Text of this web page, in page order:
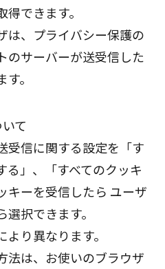
できます。
は、プライバシー保護の
のサーバーが送受信した
。
て
受信に関する設定を「す
る」、「すべてのクッキ
キーを受信したら ユーザ
択できます。
り異なります。
法は、お使いのブラウザ